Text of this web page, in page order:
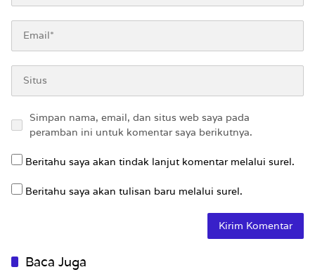
Simpan nama, email, dan situs web saya pada
peramban ini untuk komentar saya berikutnya.
Beritahu saya akan tindak lanjut komentar melalui surel.
Beritahu saya akan tulisan baru melalui surel.
Baca Juga